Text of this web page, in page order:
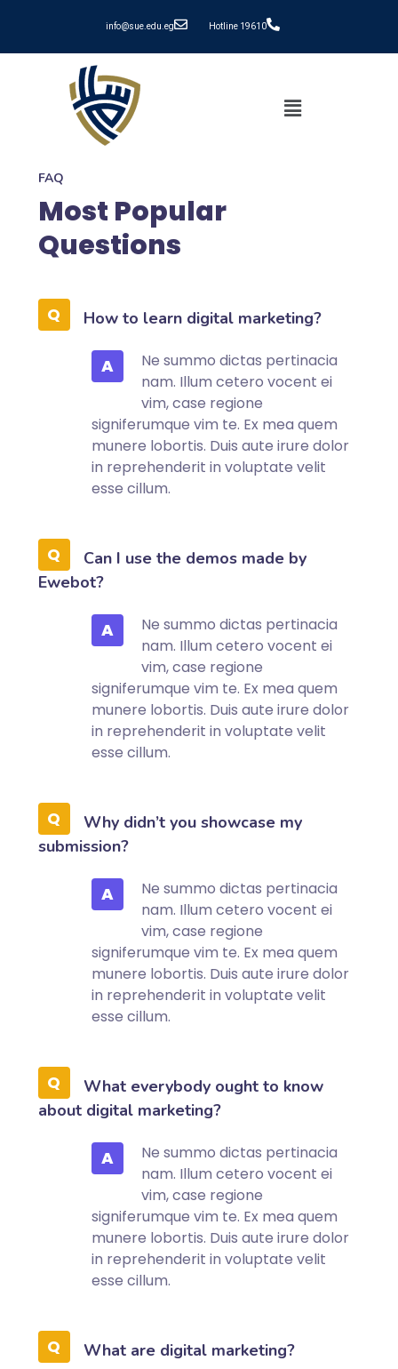
info@sue.edu.eg Hotline 19610
FAQ
Most Popular
Questions
How to learn digital marketing?
A
Ne summo dictas pertinacia
nam. Illum cetero vocent ei
vim, case regione
signiferumque vim te. Ex mea quem
munere lobortis. Duis aute irure dolor
in reprehenderit in voluptate velit
esse cillum.
Can I use the demos made by
Ewebot?
A
Ne summo dictas pertinacia
nam. Illum cetero vocent ei
vim, case regione
signiferumque vim te. Ex mea quem
munere lobortis. Duis aute irure dolor
in reprehenderit in voluptate velit
esse cillum.
Why didn’t you showcase my
submission?
A
Ne summo dictas pertinacia
nam. Illum cetero vocent ei
vim, case regione
signiferumque vim te. Ex mea quem
munere lobortis. Duis aute irure dolor
in reprehenderit in voluptate velit
esse cillum.
What everybody ought to know
about digital marketing?
A
Ne summo dictas pertinacia
nam. Illum cetero vocent ei
vim, case regione
signiferumque vim te. Ex mea quem
munere lobortis. Duis aute irure dolor
in reprehenderit in voluptate velit
esse cillum.
What are digital marketing?